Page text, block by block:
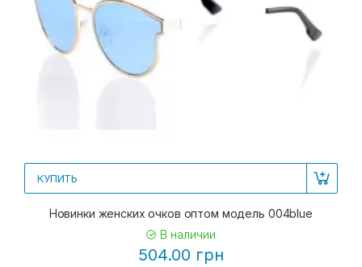
КУПИТЬ
Новинки женских очков оптом модель 004blue
В наличии
504.00 грн